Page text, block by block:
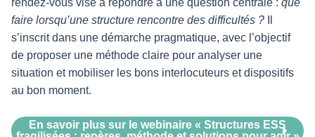
rendez-vous vise à répondre à une question centrale : que
faire lorsqu’une structure rencontre des difficultés ?
s’inscrit dans une démarche pragmatique, avec l’objectif
de proposer une méthode claire pour analyser une
situation et mobiliser les bons interlocuteurs et dispositifs
au bon moment.
En savoir plus sur le webinaire « Structures ESS